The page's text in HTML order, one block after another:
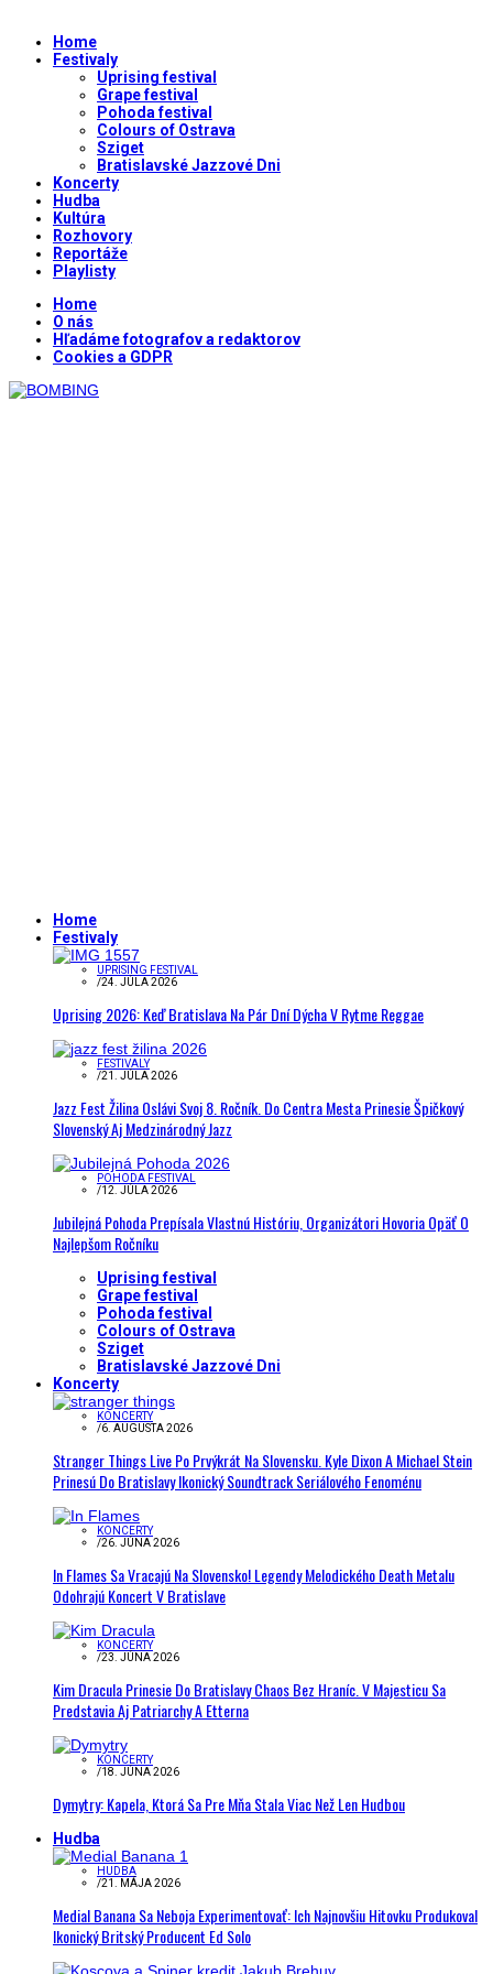
Home
Festivaly
Uprising festival
Grape festival
Pohoda festival
Colours of Ostrava
Sziget
Bratislavské Jazzové Dni
Koncerty
Hudba
Kultúra
Rozhovory
Reportáže
Playlisty
Home
O nás
Hľadáme fotografov a redaktorov
Cookies a GDPR
Home
Festivaly
UPRISING FESTIVAL
/24. JÚLA 2026
Uprising 2026: Keď Bratislava Na Pár Dní Dýcha V Rytme Reggae
FESTIVALY
/21. JÚLA 2026
Jazz Fest Žilina Oslávi Svoj 8. Ročník. Do Centra Mesta Prinesie Špičkový
Slovenský Aj Medzinárodný Jazz
POHODA FESTIVAL
/12. JÚLA 2026
Jubilejná Pohoda Prepísala Vlastnú Históriu, Organizátori Hovoria Opäť O
Najlepšom Ročníku
Uprising festival
Grape festival
Pohoda festival
Colours of Ostrava
Sziget
Bratislavské Jazzové Dni
Koncerty
KONCERTY
/6. AUGUSTA 2026
Stranger Things Live Po Prvýkrát Na Slovensku. Kyle Dixon A Michael Stein
Prinesú Do Bratislavy Ikonický Soundtrack Seriálového Fenoménu
KONCERTY
/26. JÚNA 2026
In Flames Sa Vracajú Na Slovensko! Legendy Melodického Death Metalu
Odohrajú Koncert V Bratislave
KONCERTY
/23. JÚNA 2026
Kim Dracula Prinesie Do Bratislavy Chaos Bez Hraníc. V Majesticu Sa
Predstavia Aj Patriarchy A Etterna
KONCERTY
/18. JÚNA 2026
Dymytry: Kapela, Ktorá Sa Pre Mňa Stala Viac Než Len Hudbou
Hudba
HUDBA
/21. MÁJA 2026
Medial Banana Sa Neboja Experimentovať: Ich Najnovšiu Hitovku Produkoval
Ikonický Britský Producent Ed Solo